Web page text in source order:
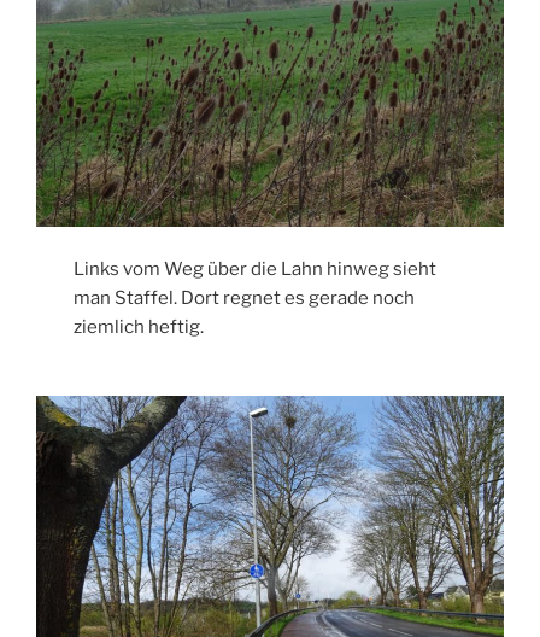
Links vom Weg über die Lahn hinweg sieht
man Staffel. Dort regnet es gerade noch
ziemlich heftig.